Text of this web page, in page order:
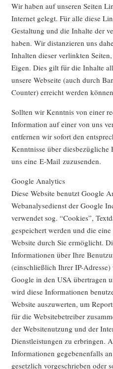
Wir haben auf unseren Seiten
Internet gelegt. Für alle diese
Gestaltung und die Inhalte der
haben. Wir distanzieren uns
Inhalten dieser verlinkten
Eigen. Dies gilt für die Inhalte
unsere Webseite (auch durch
Counter) erreicht werden
Sollten wir Kenntnis von einer
Information auf einer von uns
entfernen wir sofort den
Kenntnisse über
uns eine E-Mail zuzusenden.
Google Analytics
Diese Website benutzt Google
Webanalysedienst der Google
verwendet sog. “Cookies”,
gespeichert werden und die
Website durch Sie ermöglicht.
Informationen über Ihre
(einschließlich Ihrer IP-
Google in den USA übertragen
wird diese Informationen
Website auszuwerten, um
für die Websitebetreiber
der Websitenutzung und der
Dienstleistungen zu erbringen.
Informationen gegebenenfalls
gesetzlich vorgeschrieben oder